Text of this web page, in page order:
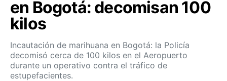
en Bogotá: decomisan 100
kilos
Incautación de marihuana en Bogotá: la Policía
decomisó cerca de 100 kilos en el Aeropuerto
durante un operativo contra el tráfico de
estupefacientes.